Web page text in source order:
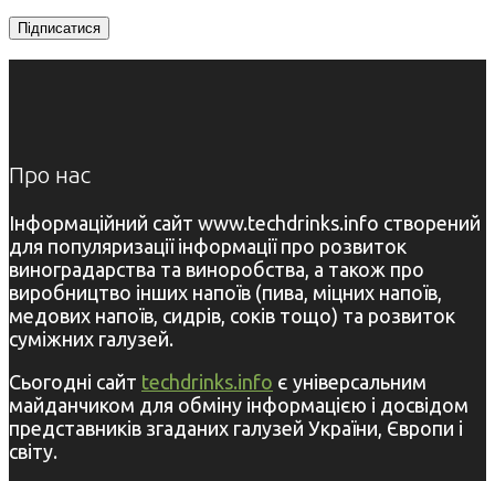
Про нас
Інформаційний сайт www.techdrinks.info створений
для популяризації інформації про розвиток
виноградарства та виноробства, а також про
виробництво інших напоїв (пива, міцних напоїв,
медових напоїв, сидрів, соків тощо) та розвиток
суміжних галузей.
Сьогодні сайт techdrinks.info є універсальним
майданчиком для обміну інформацією і досвідом
представників згаданих галузей України, Європи і
світу.